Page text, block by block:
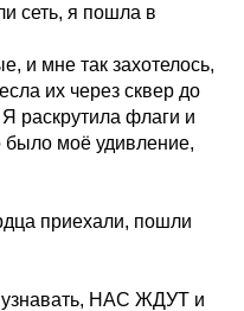
сеть, я пошла в
и мне так захотелось,
их через сквер до
раскрутила флаги и
было моё удивление,
приехали, пошли
узнавать, НАС ЖДУТ и